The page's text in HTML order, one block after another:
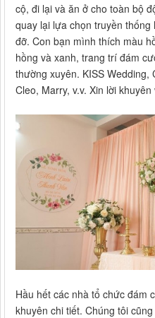
cộ, đi lại và ăn ở cho toàn bộ
quay lại lựa chọn truyền
đỡ. Con bạn mình thích màu
hồng và xanh, trang trí đám
thường xuyên. KISS Wedding,
Cleo, Marry, v.v. Xin lời
Hầu hết các nhà tổ chức đám
khuyên chi tiết. Chúng tôi